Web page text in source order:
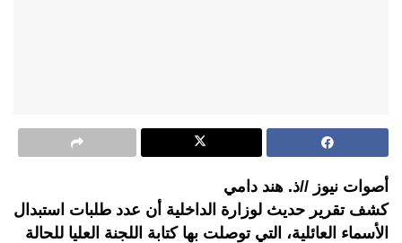
أصوات نيوز //ذ. هند دامي
كشف تقرير حديث لوزارة الداخلية أن عدد طلبات استبدال
الأسماء العائلية، التي توصلت بها كتابة اللجنة العليا للحالة